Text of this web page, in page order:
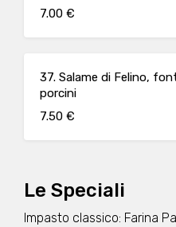
7.00 €
37. Salame di Felino,
porcini
7.50 €
Le Speciali
Impasto classico: Farina